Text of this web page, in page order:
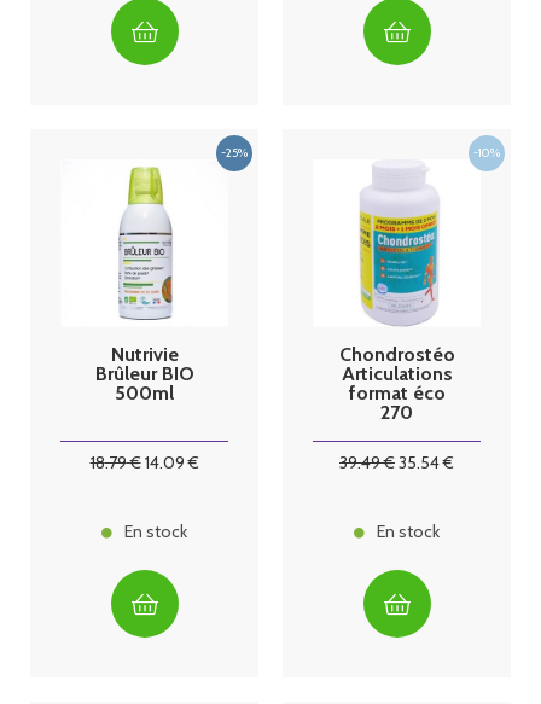
Nutrivie
Brûleur BIO
500ml
18.79€14.09€
En stock
Chondrostéo
Articulations
format éco
270
39.49€35.54€
En stock